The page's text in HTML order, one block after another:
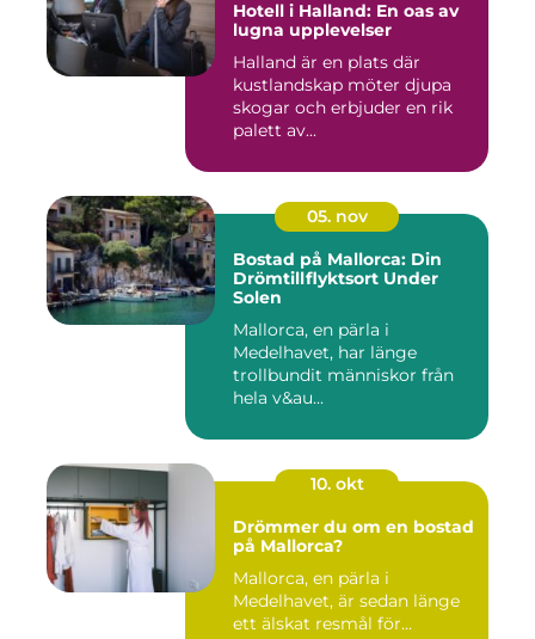
Hotell i Halland: En oas av
lugna upplevelser
Halland är en plats där
kustlandskap möter djupa
skogar och erbjuder en rik
palett av...
05. nov
Bostad på Mallorca: Din
Drömtillflyktsort Under
Solen
Mallorca, en pärla i
Medelhavet, har länge
trollbundit människor från
hela v&au...
10. okt
Drömmer du om en bostad
på Mallorca?
Mallorca, en pärla i
Medelhavet, är sedan länge
ett älskat resmål för...